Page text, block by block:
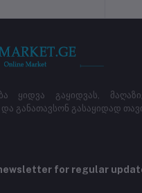
ყიდვა გაყიდვას,
განათავსონ გასაყიდად
for regular